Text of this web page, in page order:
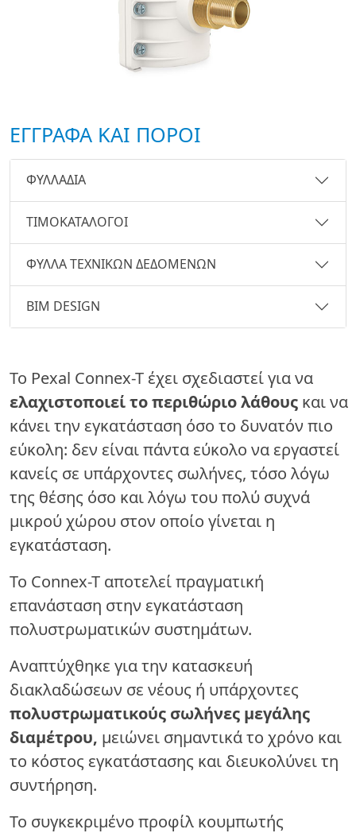
ΕΓΓΡΑΦΑ ΚΑΙ ΠΟΡΟΙ
ΦΥΛΛΑΔΙΑ
ΤΙΜΟΚΑΤΑΛΟΓΟΙ
ΦΥΛΛΑ ΤΕΧΝΙΚΩΝ ΔΕΔΟΜΕΝΩΝ
BIM DESIGN
Το Pexal Connex-T έχει σχεδιαστεί για να
ελαχιστοποιεί το περιθώριο λάθους και να
κάνει την εγκατάσταση όσο το δυνατόν πιο
εύκολη: δεν είναι πάντα εύκολο να εργαστεί
κανείς σε υπάρχοντες σωλήνες, τόσο λόγω
της θέσης όσο και λόγω του πολύ συχνά
μικρού χώρου στον οποίο γίνεται η
εγκατάσταση.
Το Connex-T αποτελεί πραγματική
επανάσταση στην εγκατάσταση
πολυστρωματικών συστημάτων.
Αναπτύχθηκε για την κατασκευή
διακλαδώσεων σε νέους ή υπάρχοντες
πολυστρωματικούς σωλήνες μεγάλης
διαμέτρου, μειώνει σημαντικά το χρόνο και
το κόστος εγκατάστασης και διευκολύνει τη
συντήρηση.
Το συγκεκριμένο προφίλ κουμπωτής